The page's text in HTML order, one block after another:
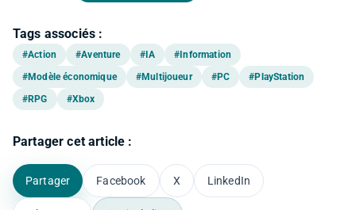
Tags associés :
#Action #Aventure #IA
#Information
#Modèle économique
#Multijoueur #PC
#PlayStation
#RPG
#Xbox
Partager cet article :
Partager Facebook X LinkedIn